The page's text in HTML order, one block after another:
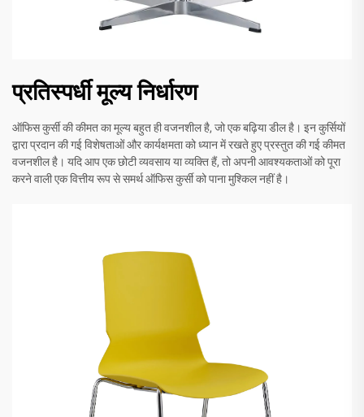
प्रतिस्पर्धी मूल्य निर्धारण
ऑफिस कुर्सी की कीमत का मूल्य बहुत ही वजनशील है, जो एक बढ़िया डील है। इन कुर्सियों
द्वारा प्रदान की गई विशेषताओं और कार्यक्षमता को ध्यान में रखते हुए प्रस्तुत की गई कीमत
वजनशील है। यदि आप एक छोटी व्यवसाय या व्यक्ति हैं, तो अपनी आवश्यकताओं को पूरा
करने वाली एक वित्तीय रूप से समर्थ ऑफिस कुर्सी को पाना मुश्किल नहीं है।